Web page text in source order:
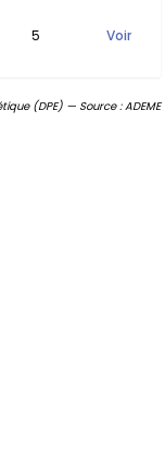
5 Voir
(DPE) — Source : ADEME